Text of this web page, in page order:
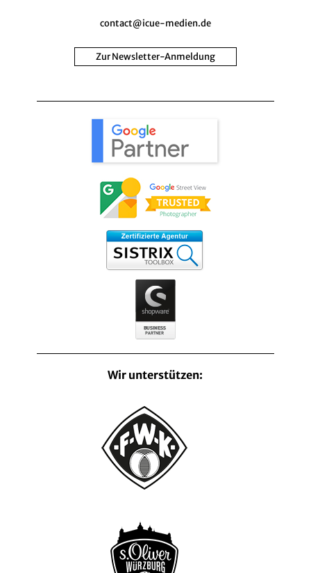
contact@icue-medien.de
Zur Newsletter-Anmeldung
Wir unterstützen: